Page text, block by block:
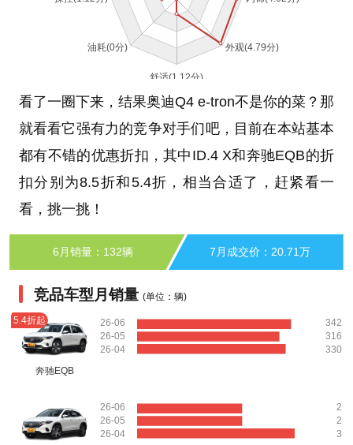
看了一圈下来，结果奥迪Q4 e-tron不是你的菜？那
就看看它强有力的竞争对手们吧，目前在本站基本
都有不错的优惠折扣，其中ID.4 X和奔驰EQB的折
扣分别为8.5折和5.4折，相当合适了，赶紧看一
看，挑一挑！
6月销量：132辆 7月成交价：20.71万
竞品车型月销量 (单位：辆)
5.4折起
奔驰EQB
26-06
26-05
26-04
342
316
330
26-06
26-05
26-04
2
2
3